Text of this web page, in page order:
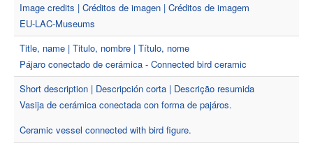
Image credits | Créditos de imagen | Créditos de imagem
EU-LAC-Museums
Title, name | Titulo, nombre | Título, nome
Pájaro conectado de cerámica - Connected bird ceramic
Short description | Descripción corta | Descrição resumida
Vasija de cerámica conectada con forma de pajáros.
Ceramic vessel connected with bird figure.